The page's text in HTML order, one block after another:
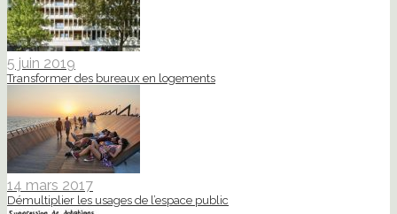
5 juin 2019
Transformer des bureaux en logements
14 mars 2017
Démultiplier les usages de l’espace public